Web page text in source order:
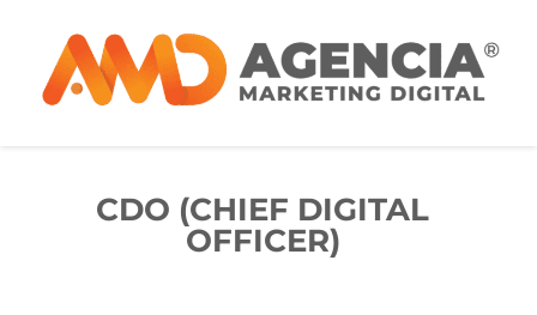
CDO (CHIEF DIGITAL
OFFICER)